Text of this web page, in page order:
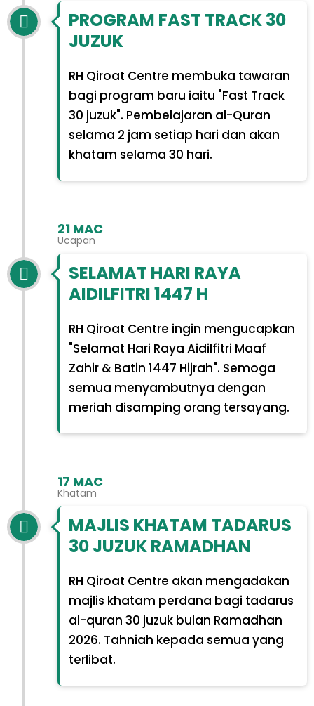
PROGRAM FAST TRACK 30
JUZUK
RH Qiroat Centre membuka tawaran
bagi program baru iaitu "Fast Track
30 juzuk". Pembelajaran al-Quran
selama 2 jam setiap hari dan akan
khatam selama 30 hari.
21 MAC
Ucapan
SELAMAT HARI RAYA
AIDILFITRI 1447 H
RH Qiroat Centre ingin mengucapkan
"Selamat Hari Raya Aidilfitri Maaf
Zahir & Batin 1447 Hijrah". Semoga
semua menyambutnya dengan
meriah disamping orang tersayang.
17 MAC
Khatam
MAJLIS KHATAM TADARUS
30 JUZUK RAMADHAN
RH Qiroat Centre akan mengadakan
majlis khatam perdana bagi tadarus
al-quran 30 juzuk bulan Ramadhan
2026. Tahniah kepada semua yang
terlibat.